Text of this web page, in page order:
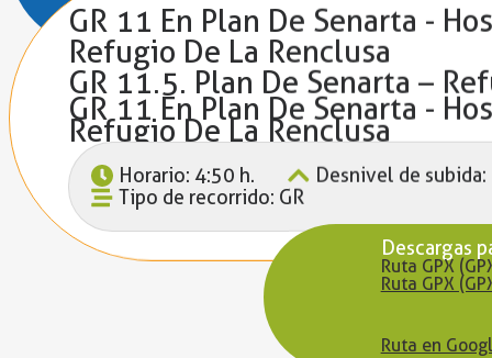
GR 11 En Plan De Senarta -
Refugio De La Renclusa
GR 11.5. Plan De Senarta –
GR 11 En Plan De Senarta -
Refugio De La Renclusa
Horario: 4:50 h.
Desnivel de subida:
Tipo de recorrido: GR
Descargas
Ruta GPX
Ruta GPX
Ruta en